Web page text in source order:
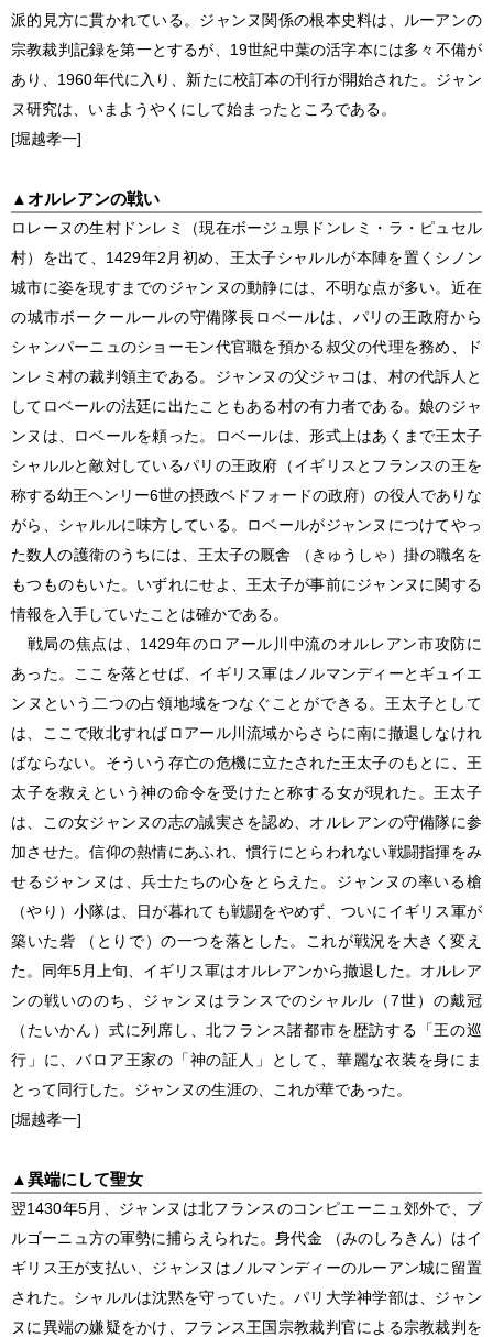
派的見方に貫かれている。ジャンヌ関係の根本史料は、ルーアンの
宗教裁判記録を第一とするが、19世紀中葉の活字本には多々不備が
あり、1960年代に入り、新たに校訂本の刊行が開始された。ジャン
ヌ研究は、いまようやくにして始まったところである。
[堀越孝一]
▲オルレアンの戦い
ロレーヌの生村ドンレミ（現在ボージュ県ドンレミ・ラ・ピュセル
村）を出て、1429年2月初め、王太子シャルルが本陣を置くシノン
城市に姿を現すまでのジャンヌの動静には、不明な点が多い。近在
の城市ボークールールの守備隊長ロベールは、パリの王政府から
シャンパーニュのショーモン代官職を預かる叔父の代理を務め、ド
ンレミ村の裁判領主である。ジャンヌの父ジャコは、村の代訴人と
してロベールの法廷に出たこともある村の有力者である。娘のジャ
ンヌは、ロベールを頼った。ロベールは、形式上はあくまで王太子
シャルルと敵対しているパリの王政府（イギリスとフランスの王を
称する幼王ヘンリー6世の摂政ベドフォードの政府）の役人でありな
がら、シャルルに味方している。ロベールがジャンヌにつけてやっ
た数人の護衛のうちには、王太子の厩舎 （きゅうしゃ）掛の職名を
もつものもいた。いずれにせよ、王太子が事前にジャンヌに関する
情報を入手していたことは確かである。
戦局の焦点は、1429年のロアール川中流のオルレアン市攻防に
あった。ここを落とせば、イギリス軍はノルマンディーとギュイエ
ンヌという二つの占領地域をつなぐことができる。王太子として
は、ここで敗北すればロアール川流域からさらに南に撤退しなけれ
ばならない。そういう存亡の危機に立たされた王太子のもとに、王
太子を救えという神の命令を受けたと称する女が現れた。王太子
は、この女ジャンヌの志の誠実さを認め、オルレアンの守備隊に参
加させた。信仰の熱情にあふれ、慣行にとらわれない戦闘指揮をみ
せるジャンヌは、兵士たちの心をとらえた。ジャンヌの率いる槍
（やり）小隊は、日が暮れても戦闘をやめず、ついにイギリス軍が
築いた砦 （とりで）の一つを落とした。これが戦況を大きく変え
た。同年5月上旬、イギリス軍はオルレアンから撤退した。オルレア
ンの戦いののち、ジャンヌはランスでのシャルル（7世）の戴冠
（たいかん）式に列席し、北フランス諸都市を歴訪する「王の巡
行」に、バロア王家の「神の証人」として、華麗な衣装を身にま
とって同行した。ジャンヌの生涯の、これが華であった。
[堀越孝一]
▲異端にして聖女
翌1430年5月、ジャンヌは北フランスのコンピエーニュ郊外で、ブ
ルゴーニュ方の軍勢に捕らえられた。身代金 （みのしろきん）はイ
ギリス王が支払い、ジャンヌはノルマンディーのルーアン城に留置
された。シャルルは沈黙を守っていた。パリ大学神学部は、ジャン
ヌに異端の嫌疑をかけ、フランス王国宗教裁判官による宗教裁判を